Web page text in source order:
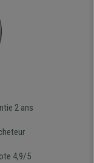
2 ans
4,9/5